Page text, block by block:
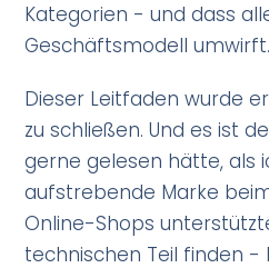
Kategorien - und dass
Geschäftsmodell umwirft.
Dieser Leitfaden wurde
zu schließen. Und es ist
gerne gelesen hätte, als
aufstrebende Marke
Online-Shops
technischen Teil finden -